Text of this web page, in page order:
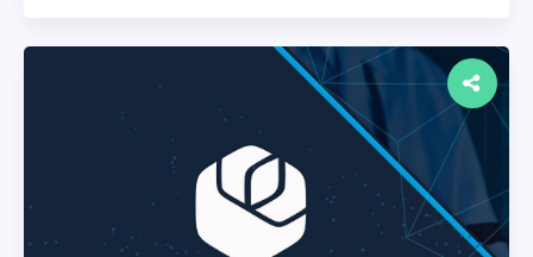
новых ИИ-сервисов для коммерческих
медицинских организаций. Цифровизация в